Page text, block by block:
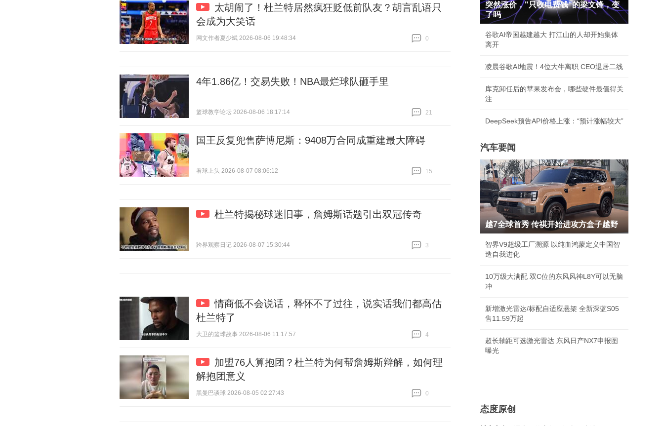
太胡闹了！杜兰特居然疯狂贬低前队友？胡言乱语只
会成为大笑话
网文作者夏少斌 2026-08-06 19:48:34
0
4年1.86亿！交易失败！NBA最烂球队砸手里
篮球教学论坛 2026-08-06 18:17:14
21
国王反复兜售萨博尼斯：9408万合同成重建最大障碍
看球上头 2026-08-07 08:06:12
15
杜兰特揭秘球迷旧事，詹姆斯话题引出双冠传奇
跨界观察日记 2026-08-07 15:30:44
3
情商低不会说话，释怀不了过往，说实话我们都高估
杜兰特了
大卫的篮球故事 2026-08-06 11:17:57
4
加盟76人算抱团？杜兰特为何帮詹姆斯辩解，如何理
解抱团意义
黑曼巴谈球 2026-08-05 02:27:43
0
突然涨价，"只收电费钱"的梁文锋，变
了吗
谷歌AI帝国越建越大 打江山的人却开始集体
离开
凌晨谷歌AI地震！4位大牛离职 CEO退居二线
库克卸任后的苹果发布会，哪些硬件最值得关
注
DeepSeek预告API价格上涨：“预计涨幅较大”
汽车要闻
越7全球首秀 传祺开始进攻方盒子越野
智界V9超级工厂溯源 以纯血鸿蒙定义中国智
造自我进化
10万级大满配 双C位的东风风神L8Y可以无脑
冲
新增激光雷达/标配自适应悬架 全新深蓝S05
售11.59万起
超长轴距可选激光雷达 东风日产NX7申报图
曝光
态度原创